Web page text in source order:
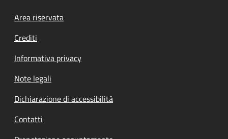
Footer menu
Area riservata
Crediti
Informativa privacy
Note legali
Dichiarazione di accessibilità
Contatti